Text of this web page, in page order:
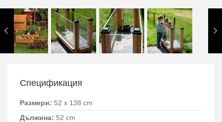
Спецификация
Размери: 52 x 138 cm
Дължина: 52 cm